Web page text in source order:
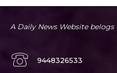
A Daily News Website
9448326533